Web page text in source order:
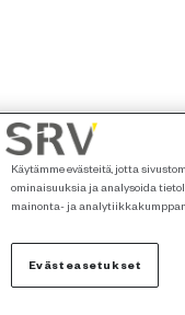
Käytämme evästeitä, jotta
ominaisuuksia ja analysoida
mainonta- ja
Evästeasetukset